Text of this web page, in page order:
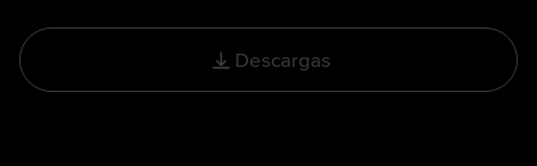
Descargas